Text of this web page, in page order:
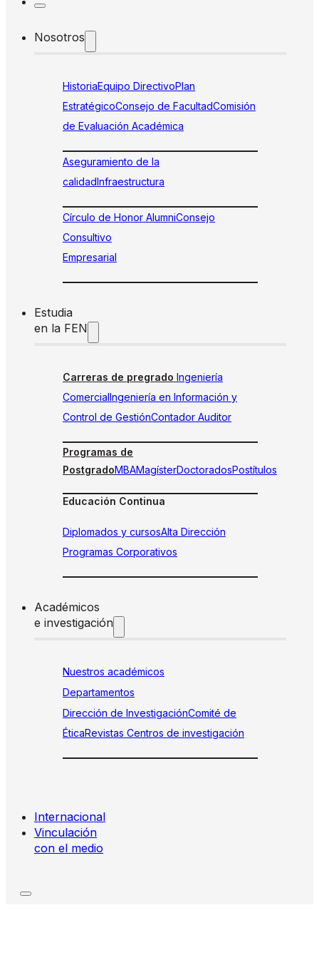
Nosotros
HistoriaEquipo DirectivoPlan
EstratégicoConsejo de FacultadComisión
de Evaluación Académica
Aseguramiento de la
calidadInfraestructura
Círculo de Honor AlumniConsejo
Consultivo
Empresarial
Estudia
en la FEN
Carreras de pregrado Ingeniería
ComercialIngeniería en Información y
Control de GestiónContador Auditor
Programas de
PostgradoMBAMagísterDoctoradosPostítulos
Educación Continua
Diplomados y cursosAlta Dirección
Programas Corporativos
Académicos
e investigación
Nuestros académicos
Departamentos
Dirección de InvestigaciónComité de
ÉticaRevistas Centros de investigación
Internacional
Vinculación
con el medio